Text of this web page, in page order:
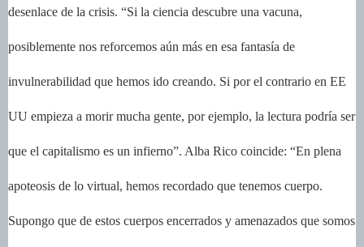
desenlace de la crisis. “Si la ciencia descubre una vacuna,
posiblemente nos reforcemos aún más en esa fantasía de
invulnerabilidad que hemos ido creando. Si por el contrario en EE
UU empieza a morir mucha gente, por ejemplo, la lectura podría ser
que el capitalismo es un infierno”. Alba Rico coincide: “En plena
apoteosis de lo virtual, hemos recordado que tenemos cuerpo.
Supongo que de estos cuerpos encerrados y amenazados que somos